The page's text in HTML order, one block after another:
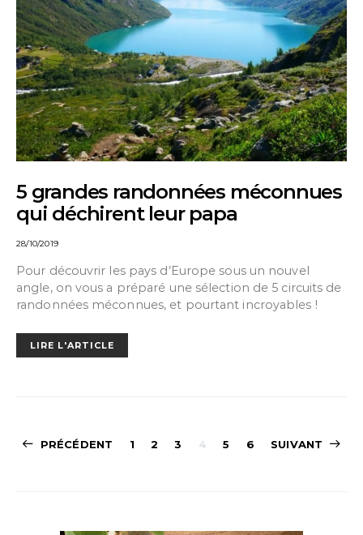
5 grandes randonnées méconnues
qui déchirent leur papa
28/10/2019
Pour découvrir les pays d’Europe sous un nouvel
angle, on vous a préparé une sélection de 5 circuits de
randonnées méconnues, et pourtant incroyables !
LIRE L'ARTICLE
Navigation
PRÉCÉDENT 1 2 3 4 5 6 SUIVANT